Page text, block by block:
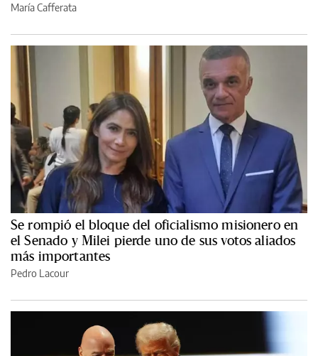
María Cafferata
Se rompió el bloque del oficialismo misionero en
el Senado y Milei pierde uno de sus votos aliados
más importantes
Pedro Lacour